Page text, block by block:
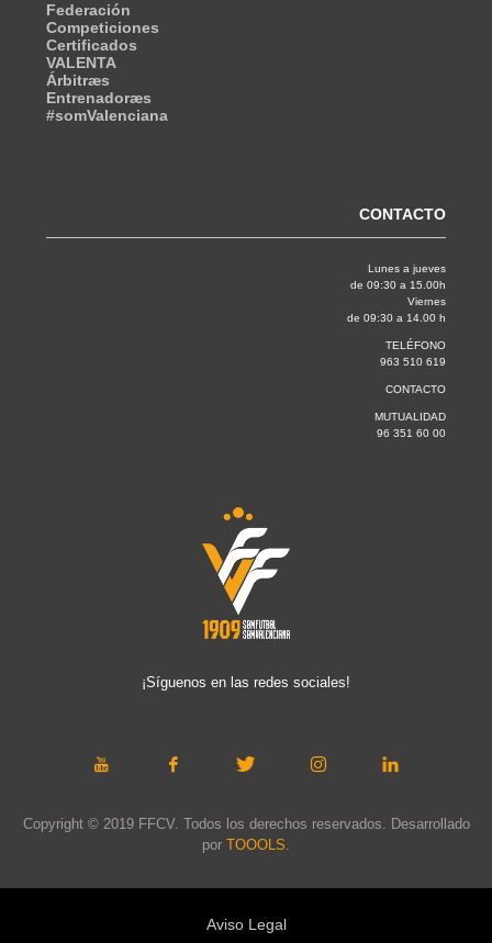
Federación
Competiciones
Certificados
VALENTA
Árbitræs
Entrenadoræs
#somValenciana
CONTACTO
Lunes a jueves
de 09:30 a 15.00h
Viernes
de 09:30 a 14.00 h
TELÉFONO
963 510 619
CONTACTO
MUTUALIDAD
96 351 60 00
¡Síguenos en las redes sociales!
Copyright © 2019 FFCV. Todos los derechos reservados. Desarrollado
por TOOOLS.
Aviso Legal